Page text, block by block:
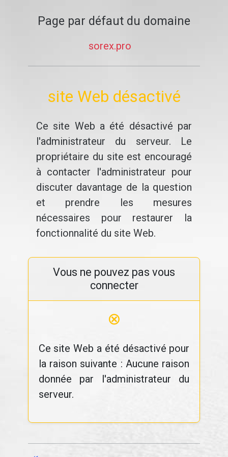
Page par défaut du domaine
sorex.pro
site Web désactivé
Ce site Web a été désactivé par
l'administrateur du serveur. Le
propriétaire du site est encouragé
à contacter l'administrateur pour
discuter davantage de la question
et prendre les mesures
nécessaires pour restaurer la
fonctionnalité du site Web.
Vous ne pouvez pas vous
connecter
⊗
Ce site Web a été désactivé pour
la raison suivante : Aucune raison
donnée par l'administrateur du
serveur.